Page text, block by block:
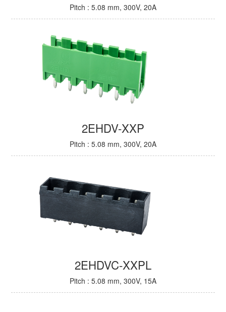
Pitch : 5.08 mm, 300V, 20A
2EHDV-XXP
Pitch : 5.08 mm, 300V, 20A
2EHDVC-XXPL
Pitch : 5.08 mm, 300V, 15A